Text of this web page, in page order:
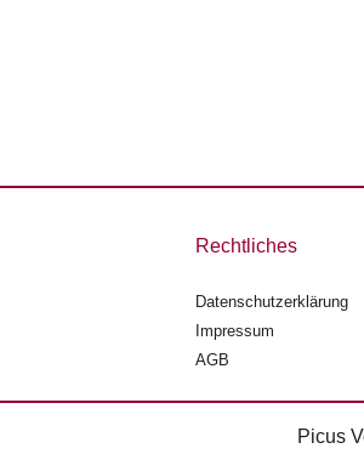
Rechtliches
Datenschutzerklärung
Impressum
AGB
Picus